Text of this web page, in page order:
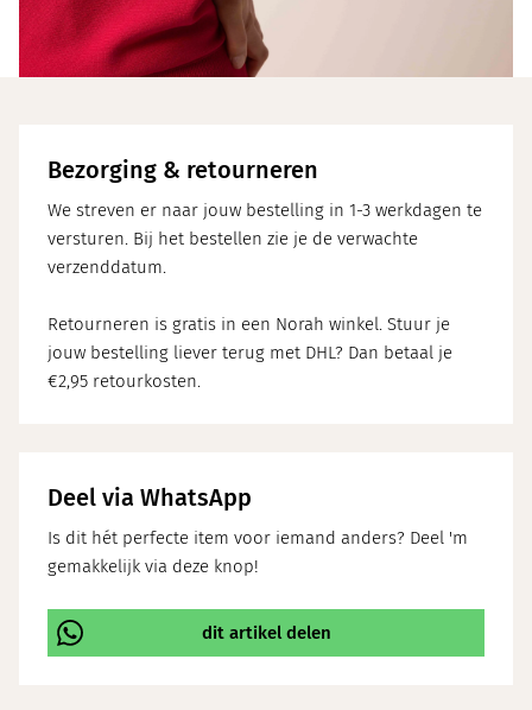
Bezorging & retourneren
We streven er naar jouw bestelling in 1-3 werkdagen te
versturen. Bij het bestellen zie je de verwachte
verzenddatum.
Retourneren is gratis in een Norah winkel. Stuur je
jouw bestelling liever terug met DHL? Dan betaal je
€2,95 retourkosten.
Deel via WhatsApp
Is dit hét perfecte item voor iemand anders? Deel 'm
gemakkelijk via deze knop!
dit artikel delen